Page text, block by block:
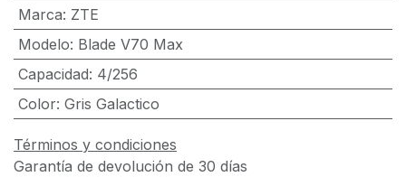
Marca: ZTE
Modelo: Blade V70 Max
Capacidad: 4/256
Color: Gris Galactico
Términos y condiciones
Garantía de devolución de 30 días